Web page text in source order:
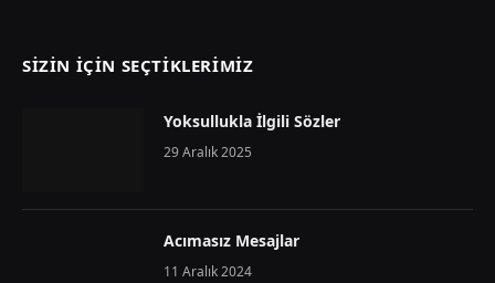
SIZIN İÇIN SEÇTIKLERIMIZ
Yoksullukla İlgili Sözler
29 Aralık 2025
Acımasız Mesajlar
11 Aralık 2024